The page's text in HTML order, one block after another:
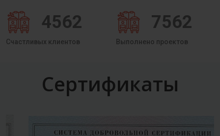
4562
Счастливых клиентов
7562
Выполнено проектов
Сертификаты